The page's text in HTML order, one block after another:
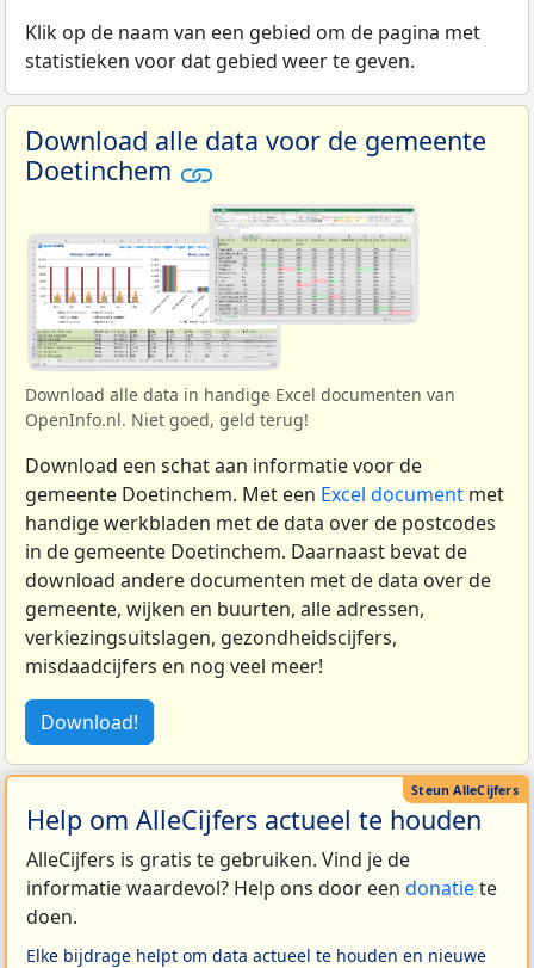
Klik op de naam van een gebied om de pagina met
statistieken voor dat gebied weer te geven.
Download alle data voor de gemeente
Doetinchem
Download alle data in handige Excel documenten van
OpenInfo.nl. Niet goed, geld terug!
Download een schat aan informatie voor de
gemeente Doetinchem. Met een Excel document met
handige werkbladen met de data over de postcodes
in de gemeente Doetinchem. Daarnaast bevat de
download andere documenten met de data over de
gemeente, wijken en buurten, alle adressen,
verkiezingsuitslagen, gezondheidscijfers,
misdaadcijfers en nog veel meer!
Download!
Help om AlleCijfers actueel te houden
AlleCijfers is gratis te gebruiken. Vind je de
informatie waardevol? Help ons door een donatiete
doen.
Elke bijdrage helpt om data actueel te houden en nieuwe